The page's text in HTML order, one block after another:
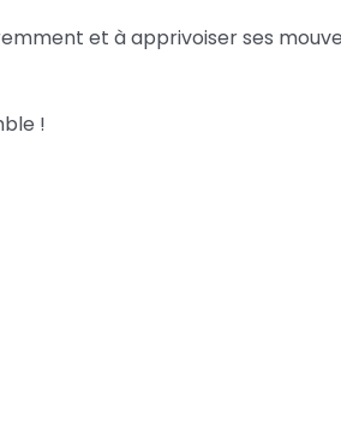
et à apprivoiser ses
!